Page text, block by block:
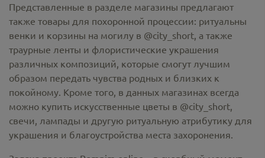
Представленные в разделе магазины предлагают
также товары для похоронной процессии: ритуальны
венки и корзины на могилу в @city_short, а также
траурные ленты и флористические украшения
различных композиций, которые смогут лучшим
образом передать чувства родных и близких к
покойному. Кроме того, в данных магазинах всегда
можно купить искусственные цветы в @city_short,
свечи, лампады и другую ритуальную атрибутику для
украшения и благоустройства места захоронения.